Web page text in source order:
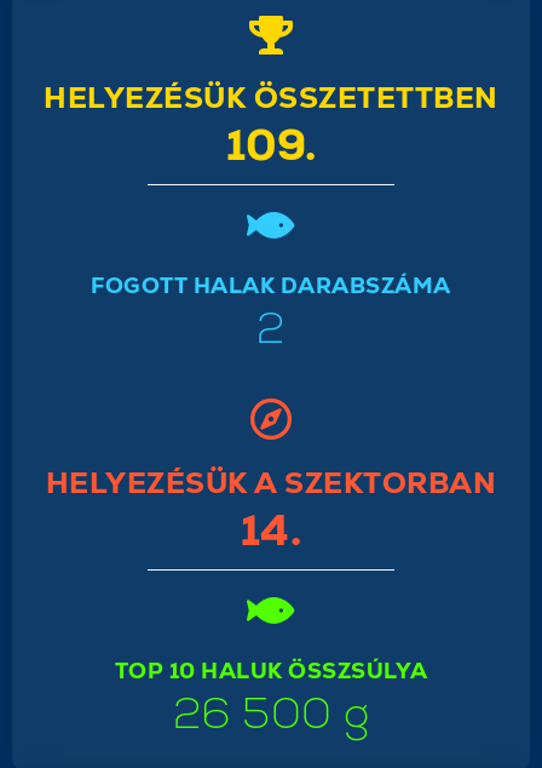
HELYEZÉSÜK ÖSSZETETTBEN
109.
FOGOTT HALAK DARABSZÁMA
2
HELYEZÉSÜK A SZEKTORBAN
14.
TOP 10 HALUK ÖSSZSÚLYA
26 500 g